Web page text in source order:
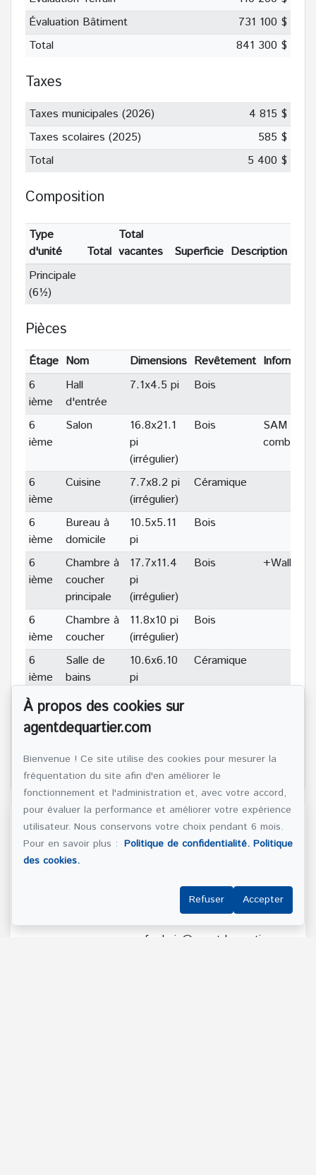
Évaluation Bâtiment
731 100 $
Total
841 300 $
Taxes
Taxes municipales (2026)
4 815 $
Taxes scolaires (2025)
585 $
Total
5 400 $
Composition
Type
d'unité
Total
Total
vacantes
Superficie Description
Principale
(6½)
Pièces
Étage Nom Dimensions Revêtement
6
ième
Hall
d'entrée
7.1x4.5 pi Bois
6
ième
Salon
16.8x21.1
pi
(irrégulier)
Bois
SAM
combinée
6
ième
Cuisine
7.7x8.2 pi
(irrégulier)
Céramique
6
ième
Bureau à
domicile
10.5x5.11
pi
Bois
6
ième
Chambre à
coucher
principale
17.7x11.4
pi
(irrégulier)
Bois +Walk-In
6
ième
Chambre à
coucher
11.8x10 pi
(irrégulier)
Bois
6
ième
Salle de
bains
10.6x6.10
pi
Céramique
6
ième
Salle de
bains
5.6x6.11 pi
ième
Référence : #9054132
Frédéric Mainville
frederic@agentdequartier.com
À propos des cookies sur
agentdequartier.com
Bienvenue ! Ce site utilise des cookies pour mesurer la
fréquentation du site afin d'en améliorer le
fonctionnement et l'administration et, avec votre accord,
pour évaluer la performance et améliorer votre expérience
utilisateur. Nous conservons votre choix pendant 6 mois.
Pour en savoir plus : Politique de confidentialité. Politique
des cookies.
Refuser Accepter